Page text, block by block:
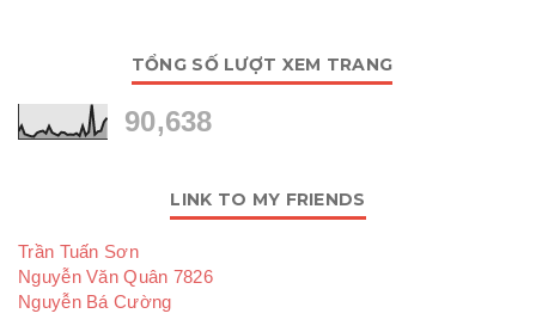
TỔNG SỐ LƯỢT XEM TRANG
90,638
LINK TO MY FRIENDS
Trần Tuấn Sơn
Nguyễn Văn Quân 7826
Nguyễn Bá Cường